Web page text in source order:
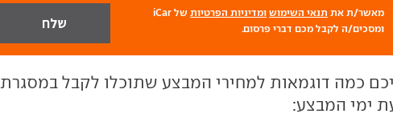
מאשר/ת את תנאי השימוש ומדיניות הפרטיות
של iCar
ומסכים/ה לקבל מכם דברי פרסום.
כמה דוגמאות למחירי המבצע שתוכלו לקבל במסגרת
ימי המבצע: